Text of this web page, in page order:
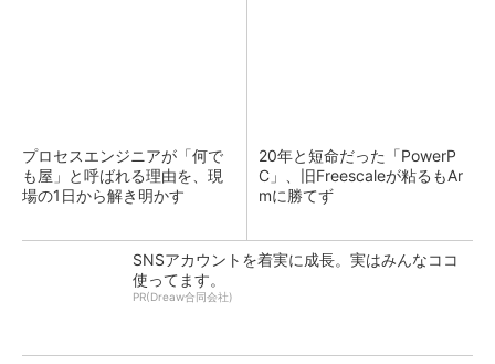
プロセスエンジニアが「何で
も屋」と呼ばれる理由を、現
場の1日から解き明かす
20年と短命だった「PowerP
C」、旧Freescaleが粘るもAr
mに勝てず
SNSアカウントを着実に成長。実はみんなココ
使ってます。
PR(Dreaw合同会社)